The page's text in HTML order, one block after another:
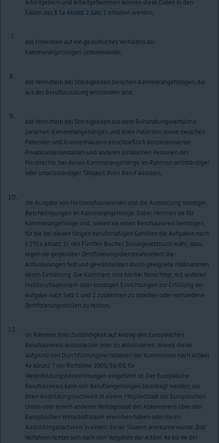
Arbeitgebern und Arbeitgeberinnen können diese Daten in den
Fällen des § 5a Absatz 2 Satz 2 erhoben werden,
7.
das Hinwirken auf ein gedeihliches Verhältnis der
Kammerangehörigen untereinander,
8.
das Vermitteln bei Streitigkeiten zwischen Kammerangehörigen, die
aus der Berufsausübung entstanden sind,
9.
das Vermitteln bei Streitigkeiten aus dem Behandlungsverhältnis
zwischen Kammerangehörigen und ihren Patienten sowie zwischen
Patienten und Krankenhäusern einschließlich konzessionierter
Privatkrankenanstalten und anderen juristischen Personen des
Privatrechts, bei denen Kammerangehörige im Rahmen selbständiger
oder unselbständiger Tätigkeit ihren Beruf ausüben,
10.
die Ausgabe von Heilberufsausweisen und die Ausstellung sonstiger
Bescheinigungen an Kammerangehörige. Dabei nehmen sie für
Kammerangehörige und, soweit sie einen Berufsausweis benötigen,
für die bei diesen tätigen berufsmäßigen Gehilfen die Aufgaben nach
§ 291a Absatz 5c des Fünften Buches Sozialgesetzbuch wahr; dazu
legen sie gegenüber Zertifizierungsdiensteanbietern die
Anforderungen fest und gewährleisten durch geeignete Maßnahmen
deren Einhaltung. Die Kammern sind hierbei berechtigt, mit anderen
Heilberufskammern oder sonstigen Einrichtungen zur Erfüllung der
Aufgabe nach Satz 1 und 2 zusammen zu arbeiten oder vorhandene
Zertifizierungsstellen zu nutzen,
11.
im Rahmen ihrer Zuständigkeit auf Antrag den Europäischen
Berufsausweis auszustellen oder zu aktualisieren, soweit dieser
aufgrund von Durchführungsrechtsakten der Kommission nach Artikel
4a Absatz 7 der Richtlinie 2005/36/EG für
Weiterbildungsbezeichnungen eingeführt ist. Der Europäische
Berufsausweis kann von Berufsangehörigen beantragt werden, die
ihren Ausbildungsnachweis in einem Mitgliedstaat der Europäischen
Union oder einem anderen Vertragsstaat des Abkommens über den
Europäischen Wirtschaftsraum erworben haben oder deren
Ausbildungsnachweis in einem dieser Staaten anerkannt wurde. Das
Verfahren richtet sich nach den Vorgaben der Artikel 4a bis 4e der